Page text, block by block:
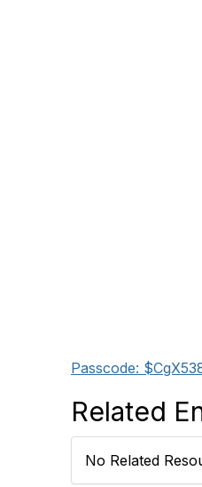
Passcode:
Related
No Related